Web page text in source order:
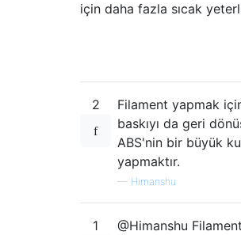
için daha fazla sıcak
2
Filament yapmak
baskıyı da geri
ABS'nin bir büyük
yapmaktır.
— Himanshu
1
@Himanshu